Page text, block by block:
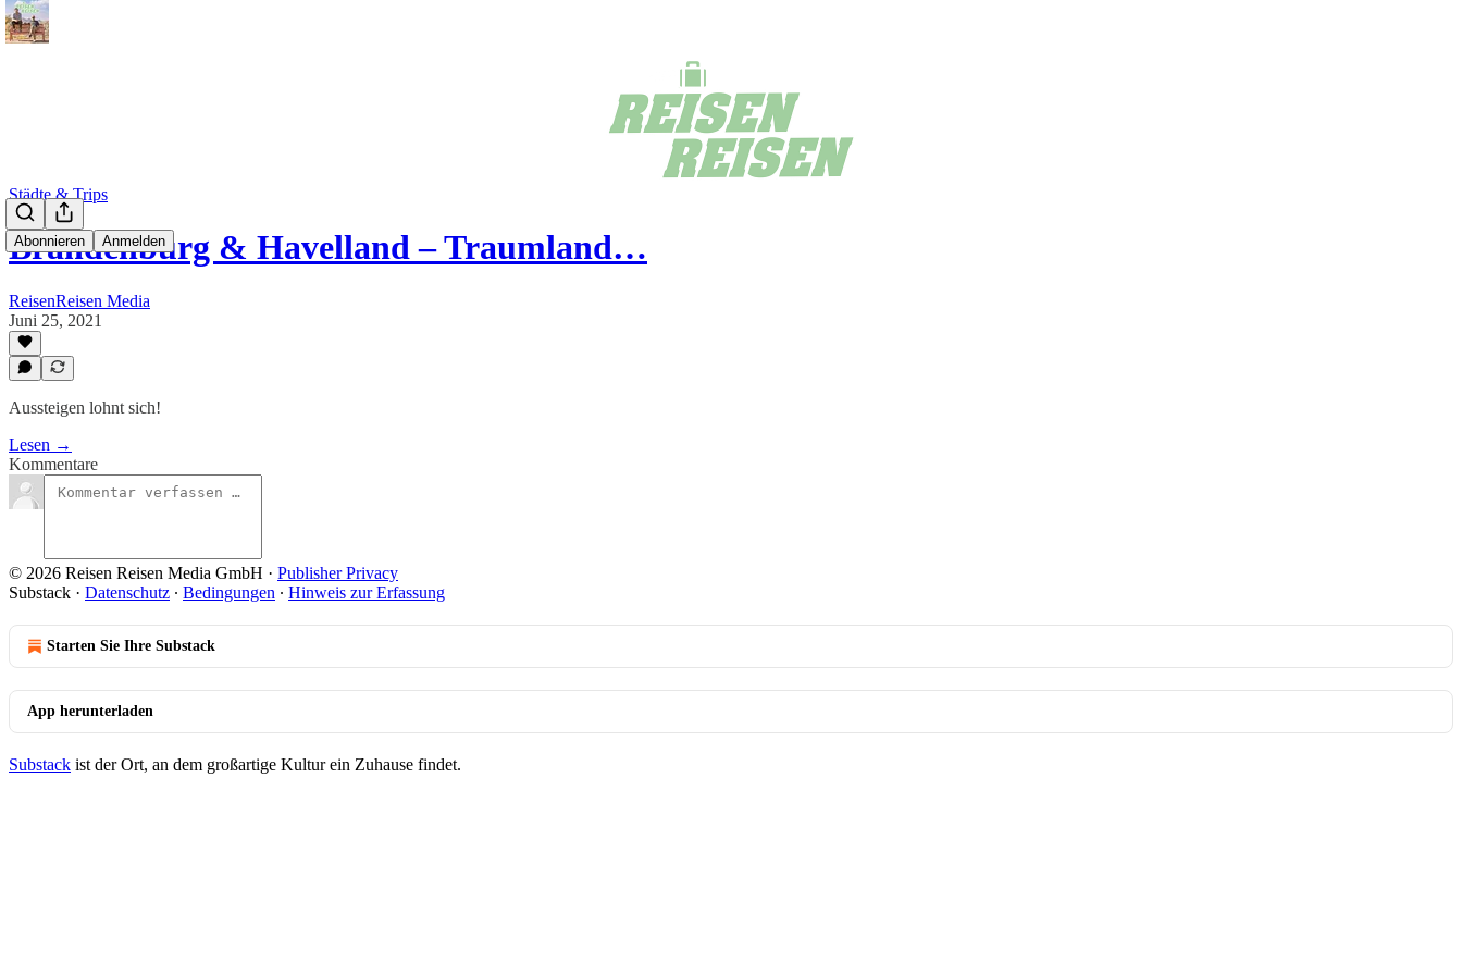
Abonnieren Anmelden
Städte & Trips
Brandenburg & Havelland – Traumland…
ReisenReisen Media
Juni 25, 2021
Aussteigen lohnt sich!
Lesen →
Kommentare
© 2026 Reisen Reisen Media GmbH · Publisher Privacy
Substack · Datenschutz ∙ Bedingungen ∙ Hinweis zur Erfassung
Starten Sie Ihre Substack
App herunterladen
Substack ist der Ort, an dem großartige Kultur ein Zuhause findet.